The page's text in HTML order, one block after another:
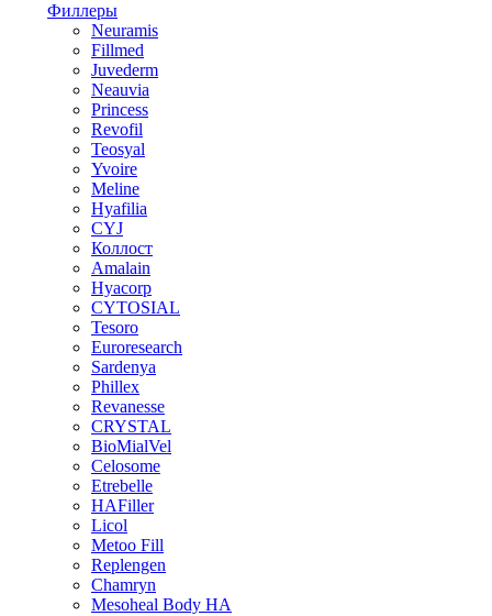
Филлеры
Neuramis
Fillmed
Juvederm
Neauvia
Princess
Revofil
Teosyal
Yvoire
Meline
Hyafilia
CYJ
Коллост
Amalain
Hyacorp
CYTOSIAL
Tesoro
Euroresearch
Sardenya
Phillex
Revanesse
CRYSTAL
BioMialVel
Celosome
Etrebelle
HAFiller
Licol
Metoo Fill
Replengen
Chamryn
Mesoheal Body HA